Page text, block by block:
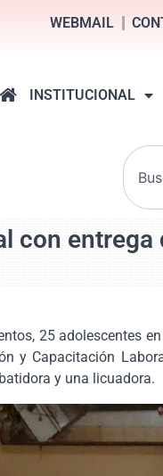
WEBMAIL
INSTITUCIONAL
con
25 adolescentes
y Capacitación
y una licuadora.